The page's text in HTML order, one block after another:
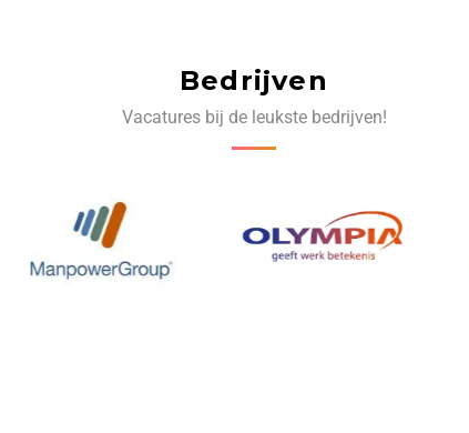
Bedrijven
Vacatures bij de leukste bedrijven!